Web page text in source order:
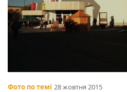
Фото по темі 28 жовтня 2015